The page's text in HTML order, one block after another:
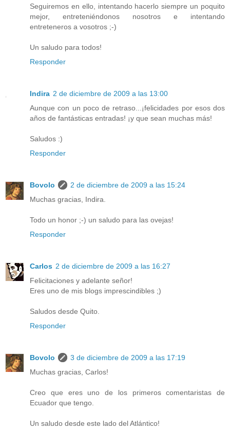
Seguiremos en ello, intentando hacerlo siempre un poquito
mejor, entreteniéndonos nosotros e intentando
entreteneros a vosotros ;-)
Un saludo para todos!
Responder
Indira 2 de diciembre de 2009 a las 13:00
Aunque con un poco de retraso...¡felicidades por esos dos
años de fantásticas entradas! ¡y que sean muchas más!
Saludos :)
Responder
Bovolo
2 de diciembre de 2009 a las 15:24
Muchas gracias, Indira.
Todo un honor ;-) un saludo para las ovejas!
Responder
Carlos 2 de diciembre de 2009 a las 16:27
Felicitaciones y adelante señor!
Eres uno de mis blogs imprescindibles ;)
Saludos desde Quito.
Responder
Bovolo
3 de diciembre de 2009 a las 17:19
Muchas gracias, Carlos!
Creo que eres uno de los primeros comentaristas de
Ecuador que tengo.
Un saludo desde este lado del Atlántico!